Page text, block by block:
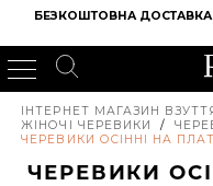
БЕЗКОШТОВНА
ІНТЕРНЕТ МАГАЗИН
ЖІНОЧІ ЧЕРЕВИКИ
/
ЧЕРЕВИКИ ОСІННІ НА
ЧЕРЕВИКИ